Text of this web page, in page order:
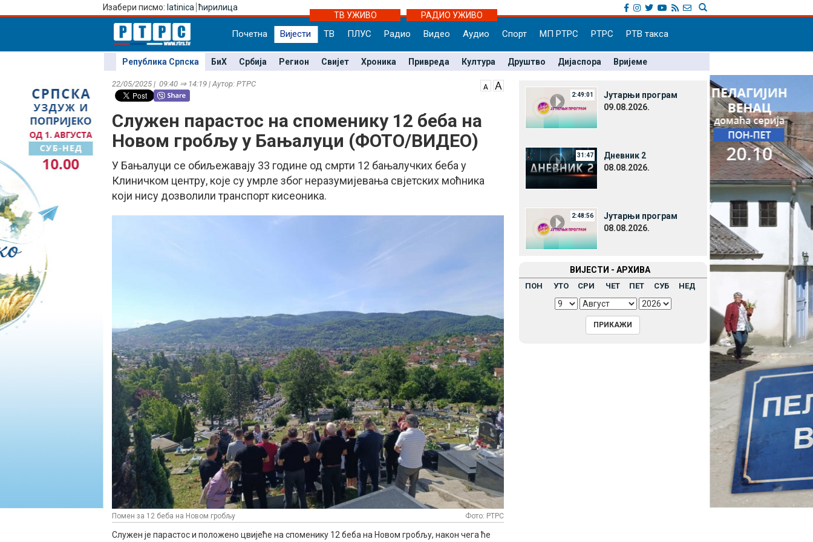
Изабери писмо: latinica ћирилица
ТВ УЖИВО
РАДИО УЖИВО
Почетна Вијести ТВ ПЛУС Радио Видео Аудио Спорт МП РТРС РТРС РТВ такса
Република Српска БиХ Србија Регион Свијет Хроника Привреда Култура Друштво Дијаспора Вријеме
22/05/2025 | 09:40 ⇒ 14:19 | Аутор: РТРС
Служен парастос на споменику 12 беба на
Новом гробљу у Бањалуци (ФОТО/ВИДЕО)
У Бањалуци се обиљежавају 33 године од смрти 12 бањалучких беба у
Клиничком центру, које су умрле због неразумијевања свјетских моћника
који нису дозволили транспорт кисеоника.
Помен за 12 беба на Новом гробљу Фото: РТРС
Служен је парастос и положено цвијеће на споменику 12 беба на Новом гробљу, након чега ће
2:49:01
Јутарњи програм
09.08.2026.
31:47
Дневник 2
08.08.2026.
2:48:56
Јутарњи програм
08.08.2026.
ВИЈЕСТИ - АРХИВА
ПОН УТО СРИ ЧЕТ ПЕТ СУБ НЕД